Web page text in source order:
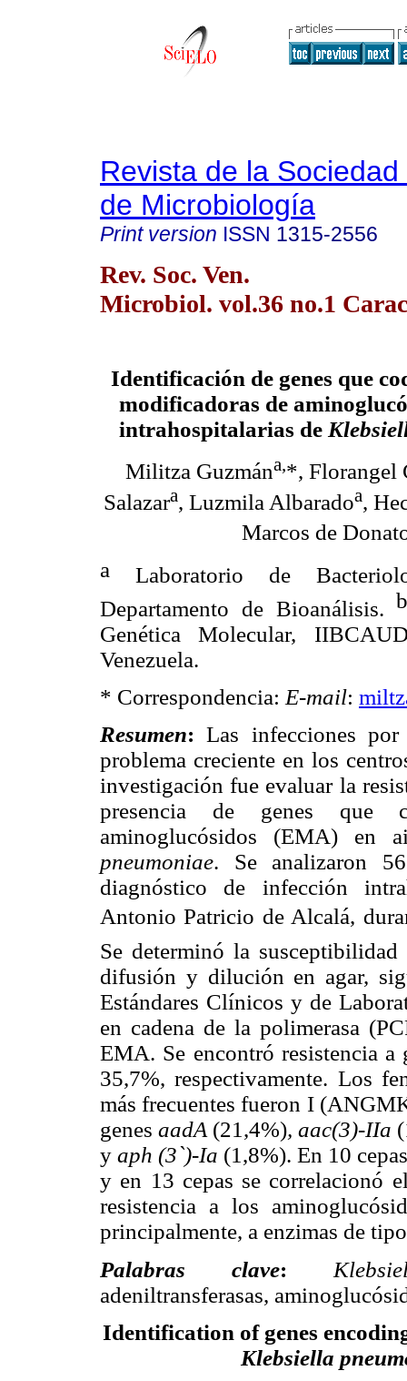
Revista de la
de Microbiología
Print version ISSN 1315-2556
Rev. Soc. Ven.
Microbiol. vol.36 no.1
Identificación de genes que
modificadoras de
intrahospitalarias de
Militza Guzmána,*, Florangel
Salazara, Luzmila Albaradoa,
Marcos de
a
Laboratorio de
Departamento de Bioanálisis.
Genética Molecular,
Venezuela.
* Correspondencia: E-mail:
Resumen: Las infecciones
problema creciente en los
investigación fue evaluar la
presencia de genes que
aminoglucósidos (EMA) en
pneumoniae. Se analizaron
diagnóstico de infección
Antonio Patricio de Alcalá,
Se determinó la
difusión y dilución en agar,
Estándares Clínicos y de
en cadena de la polimerasa
EMA. Se encontró resistencia
35,7%, respectivamente. Los
más frecuentes fueron I
genesaadA (21,4%), aac(3)-IIa
yaph (3`)-Ia (1,8%). En 10
y en 13 cepas se correlacionó
resistencia a los
principalmente, a enzimas de
Palabras clave:
adeniltransferasas,
Identification of genes
Klebsiella